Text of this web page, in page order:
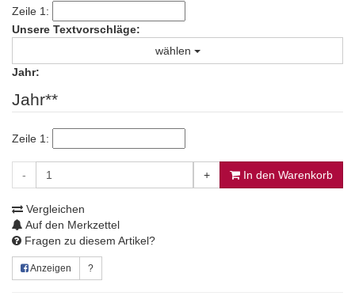
Zeile 1:
Unsere Textvorschläge:
wählen
Jahr:
Jahr**
Zeile 1:
- + In den Warenkorb
Vergleichen
Auf den Merkzettel
Fragen zu diesem Artikel?
Anzeigen ?